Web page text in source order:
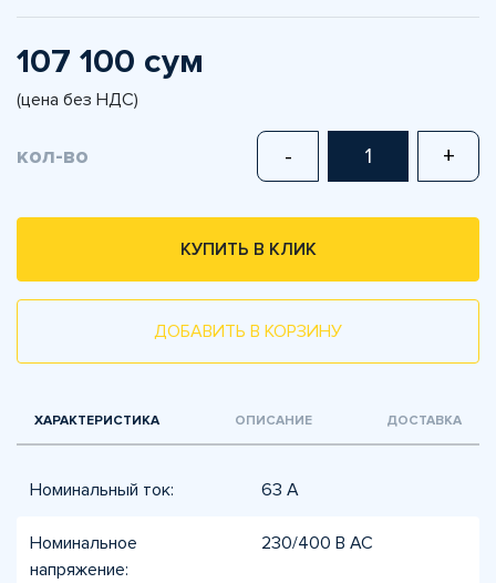
107 100 сум
(цена без НДС)
кол-во - +
КУПИТЬ В КЛИК
ДОБАВИТЬ В КОРЗИНУ
ХАРАКТЕРИСТИКА ОПИСАНИЕ ДОСТАВКА
Номинальный ток: 63 А
Номинальное
напряжение:
230/400 В AC